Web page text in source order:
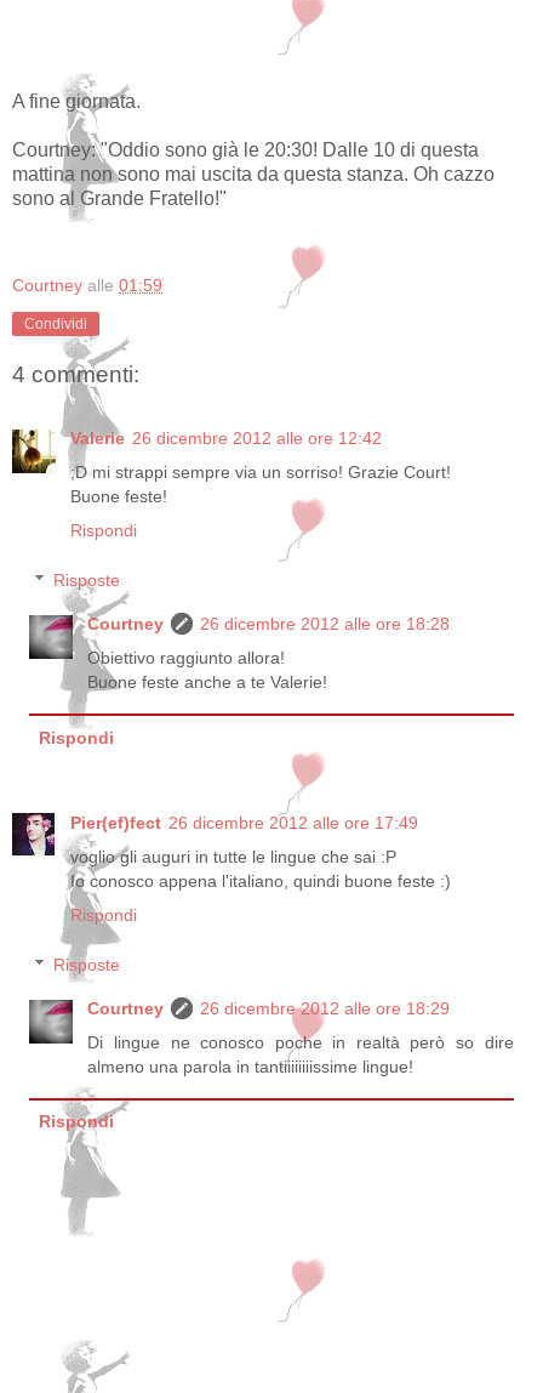
A fine giornata.
Courtney: "Oddio sono già le 20:30! Dalle 10 di questa
mattina non sono mai uscita da questa stanza. Oh cazzo
sono al Grande Fratello!"
Courtney alle 01:59
Condividi
4 commenti:
Valerie 26 dicembre 2012 alle ore 12:42
;D mi strappi sempre via un sorriso! Grazie Court!
Buone feste!
Rispondi
Risposte
Courtney
26 dicembre 2012 alle ore 18:28
Obiettivo raggiunto allora!
Buone feste anche a te Valerie!
Rispondi
Pier(ef)fect 26 dicembre 2012 alle ore 17:49
voglio gli auguri in tutte le lingue che sai :P
Io conosco appena l'italiano, quindi buone feste :)
Rispondi
Risposte
Courtney
26 dicembre 2012 alle ore 18:29
Di lingue ne conosco poche in realtà però so dire
almeno una parola in tantiiiiiiiissime lingue!
Rispondi